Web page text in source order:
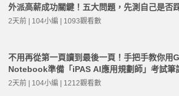
外派高薪成功關鍵！五大問題，先測自己是否
2天前 | 104小編 | 1093觀看數
不用再從第一頁讀到最後一頁！手把手教你用
Notebook準備「iPAS AI應用規劃師」考試筆
2天前 | 104小編 | 1212觀看數